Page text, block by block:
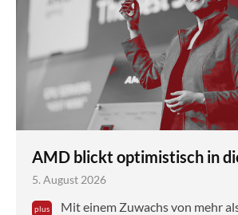
AMD blickt optimistisch in
5. August 2026
Mit einem Zuwachs von mehr